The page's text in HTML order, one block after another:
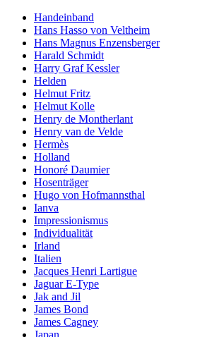
Handeinband
Hans Hasso von Veltheim
Hans Magnus Enzensberger
Harald Schmidt
Harry Graf Kessler
Helden
Helmut Fritz
Helmut Kolle
Henry de Montherlant
Henry van de Velde
Hermès
Holland
Honoré Daumier
Hosenträger
Hugo von Hofmannsthal
Ianva
Impressionismus
Individualität
Irland
Italien
Jacques Henri Lartigue
Jaguar E-Type
Jak and Jil
James Bond
James Cagney
Japan